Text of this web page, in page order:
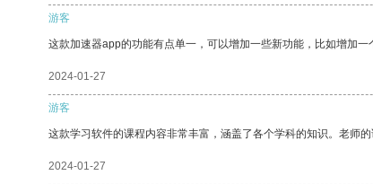
游客
这款加速器app的功能有点单一，可以增加一些新功能，比如增加一
2024-01-27
游客
这款学习软件的课程内容非常丰富，涵盖了各个学科的知识。老师
2024-01-27